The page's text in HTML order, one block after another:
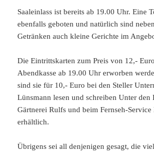
Saaleinlass ist bereits ab 19.00 Uhr. Eine
ebenfalls geboten und natürlich sind
Getränken auch kleine Gerichte im
Die Eintrittskarten zum Preis von 12,-
Abendkasse ab 19.00 Uhr erworben
sind sie für 10,- Euro bei den Steller
Lünsmann lesen und schreiben Unter
Gärtnerei Rulfs und beim Fernseh-Service
erhältlich.
Übrigens sei all denjenigen gesagt, die